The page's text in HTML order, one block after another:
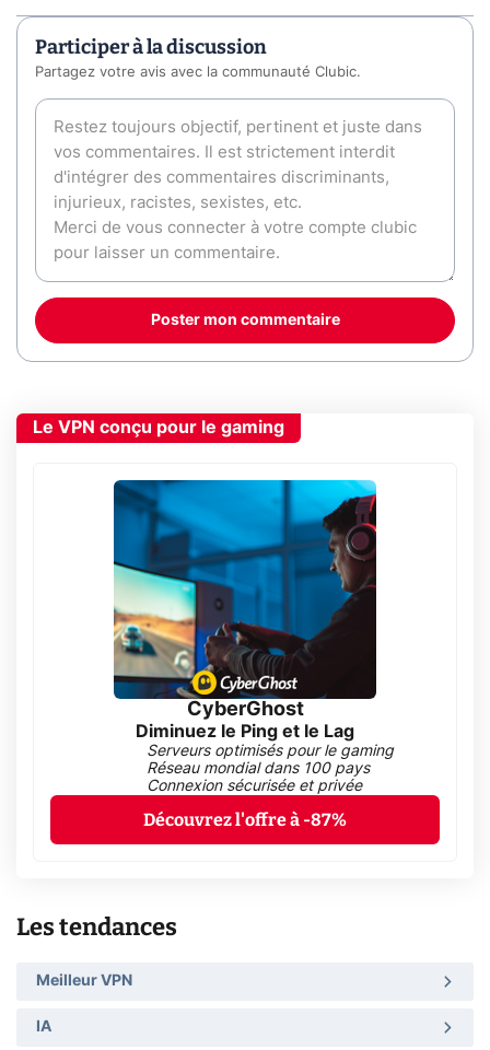
Participer à la discussion
Partagez votre avis avec la communauté Clubic.
Poster mon commentaire
Le VPN conçu pour le gaming
CyberGhost
Diminuez le Ping et le Lag
Serveurs optimisés pour le gaming
Réseau mondial dans 100 pays
Connexion sécurisée et privée
Découvrez l'offre à -87%
Les tendances
Meilleur VPN
IA